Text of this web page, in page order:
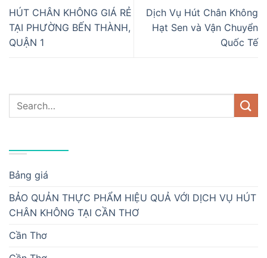
HÚT CHÂN KHÔNG GIÁ RẺ
TẠI PHƯỜNG BẾN THÀNH,
QUẬN 1
Dịch Vụ Hút Chân Không
Hạt Sen và Vận Chuyển
Quốc Tế
Bảng giá
BẢO QUẢN THỰC PHẨM HIỆU QUẢ VỚI DỊCH VỤ HÚT
CHÂN KHÔNG TẠI CẦN THƠ
Cần Thơ